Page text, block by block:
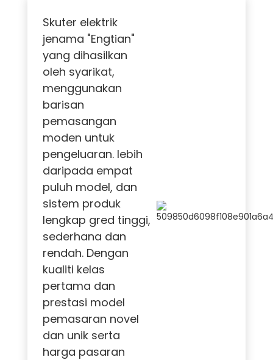
Skuter elektrik
jenama "Engtian"
yang dihasilkan
oleh syarikat,
menggunakan
barisan
pemasangan
moden untuk
pengeluaran. lebih
daripada empat
puluh model, dan
sistem produk
lengkap gred tinggi,
sederhana dan
rendah. Dengan
kualiti kelas
pertama dan
prestasi model
pemasaran novel
dan unik serta
harga pasaran